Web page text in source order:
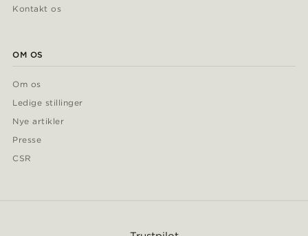
Kontakt os
OM OS
Om os
Ledige stillinger
Nye artikler
Presse
CSR